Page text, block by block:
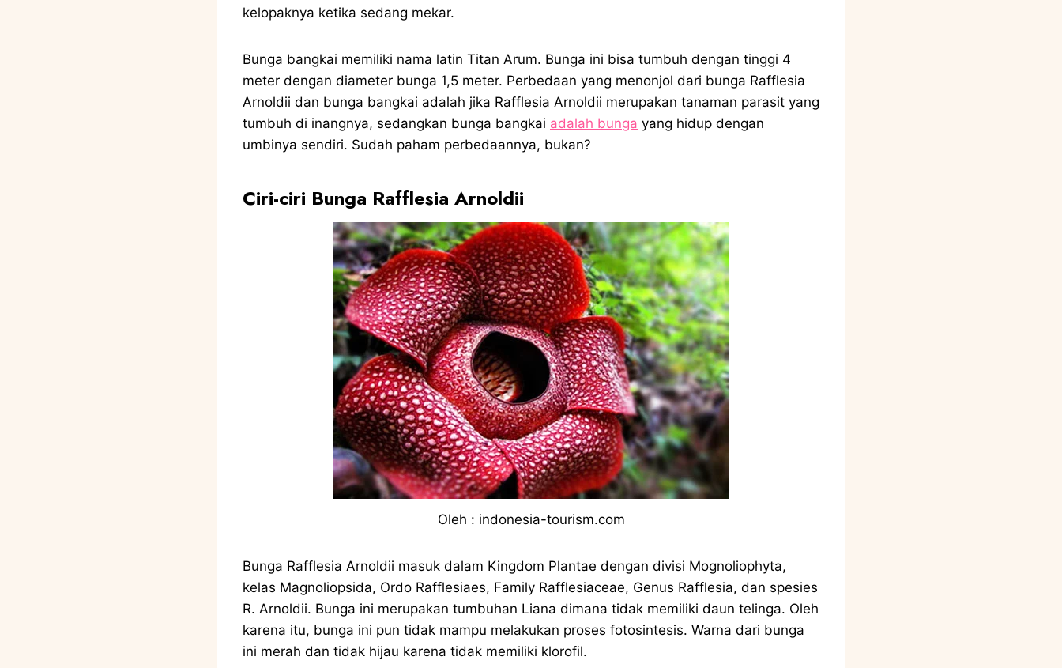
kelopaknya ketika sedang mekar.
Bunga bangkai memiliki nama latin Titan Arum. Bunga ini bisa tumbuh dengan tinggi 4
meter dengan diameter bunga 1,5 meter. Perbedaan yang menonjol dari bunga Rafflesia
Arnoldii dan bunga bangkai adalah jika Rafflesia Arnoldii merupakan tanaman parasit yang
tumbuh di inangnya, sedangkan bunga bangkai adalah bunga yang hidup dengan
umbinya sendiri. Sudah paham perbedaannya, bukan?
Ciri-ciri Bunga Rafflesia Arnoldii
Oleh : indonesia-tourism.com
Bunga Rafflesia Arnoldii masuk dalam Kingdom Plantae dengan divisi Mognoliophyta,
kelas Magnoliopsida, Ordo Rafflesiaes, Family Rafflesiaceae, Genus Rafflesia, dan spesies
R. Arnoldii. Bunga ini merupakan tumbuhan Liana dimana tidak memiliki daun telinga. Oleh
karena itu, bunga ini pun tidak mampu melakukan proses fotosintesis. Warna dari bunga
ini merah dan tidak hijau karena tidak memiliki klorofil.